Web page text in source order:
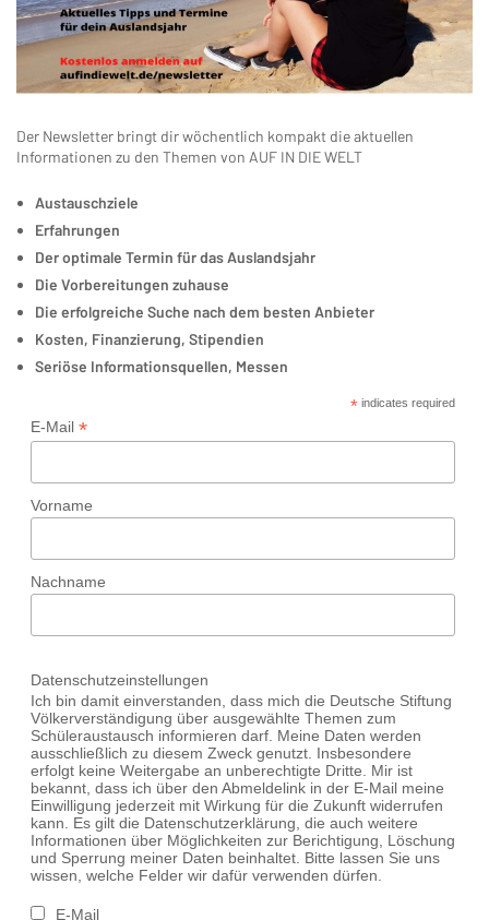
Der Newsletter bringt dir wöchentlich kompakt die aktuellen
Informationen zu den Themen von AUF IN DIE WELT
Austauschziele
Erfahrungen
Der optimale Termin für das Auslandsjahr
Die Vorbereitungen zuhause
Die erfolgreiche Suche nach dem besten Anbieter
Kosten, Finanzierung, Stipendien
Seriöse Informationsquellen, Messen
*indicates required
E-Mail *
Vorname
Nachname
Datenschutzeinstellungen
Ich bin damit einverstanden, dass mich die Deutsche Stiftung
Völkerverständigung über ausgewählte Themen zum
Schüleraustausch informieren darf. Meine Daten werden
ausschließlich zu diesem Zweck genutzt. Insbesondere
erfolgt keine Weitergabe an unberechtigte Dritte. Mir ist
bekannt, dass ich über den Abmeldelink in der E-Mail meine
Einwilligung jederzeit mit Wirkung für die Zukunft widerrufen
kann. Es gilt die Datenschutzerklärung, die auch weitere
Informationen über Möglichkeiten zur Berichtigung, Löschung
und Sperrung meiner Daten beinhaltet. Bitte lassen Sie uns
wissen, welche Felder wir dafür verwenden dürfen.
E-Mail